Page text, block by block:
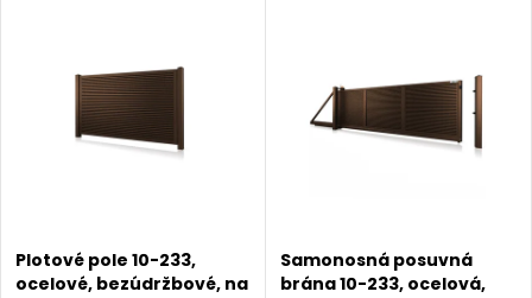
Plotové pole 10-233,
ocelové, bezúdržbové, na
Samonosná posuvná
brána 10-233, ocelová,